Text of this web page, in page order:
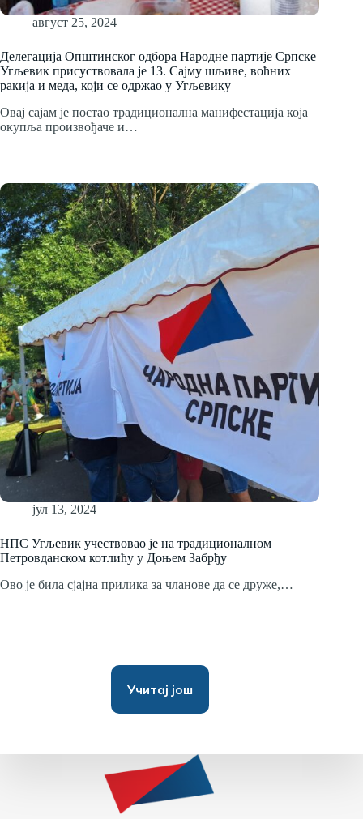
август 25, 2024
Делегација Општинског одбора Народне партије Српске
Угљевик присуствовала је 13. Сајму шљиве, воћних
ракија и меда, који се одржао у Угљевику
Овај сајам је постао традиционална манифестација која
окупља произвођаче и…
јул 13, 2024
НПС Угљевик учествовао је на традиционалном
Петровданском котлићу у Доњем Забрђу
Ово је била сјајна прилика за чланове да се друже,…
Учитај још